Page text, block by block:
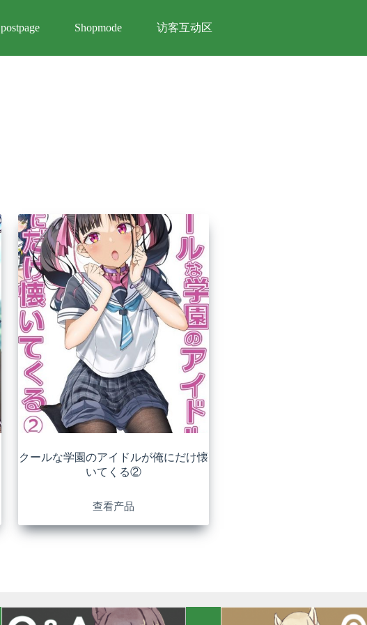
postpage Shopmode 访客互动区
クールな学園のアイドルが俺にだけ懐
いてくる②
查看产品